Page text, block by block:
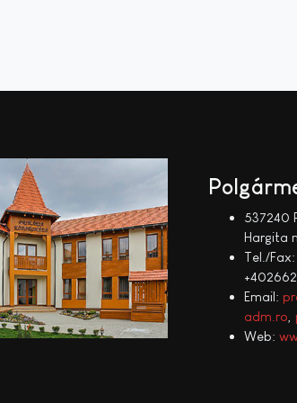
537240
Hargita
Tel./
Email:
adm.ro
Web: